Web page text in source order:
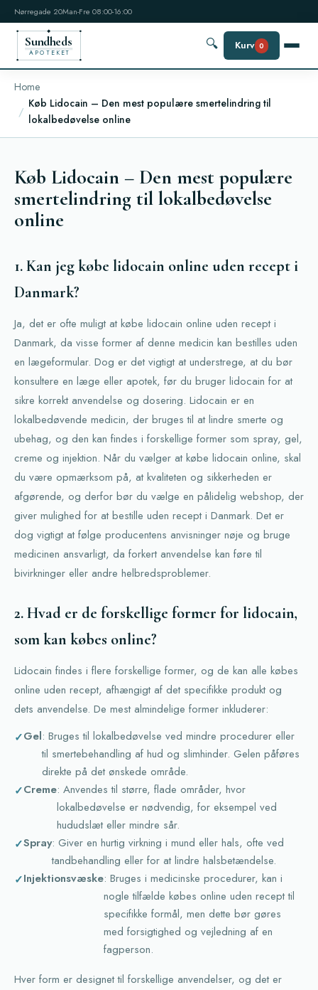
Nørregade 20Man-Fre 08:00-16:00
Sundheds
APOTEKET
🔍 Kurv 0
Home
Køb Lidocain – Den mest populære smertelindring til
lokalbedøvelse online
Køb Lidocain – Den mest populære
smertelindring til lokalbedøvelse
online
1. Kan jeg købe lidocain online uden recept i
Danmark?
Ja, det er ofte muligt at købe lidocain online uden recept i
Danmark, da visse former af denne medicin kan bestilles uden
en lægeformular. Dog er det vigtigt at understrege, at du bør
konsultere en læge eller apotek, før du bruger lidocain for at
sikre korrekt anvendelse og dosering. Lidocain er en
lokalbedøvende medicin, der bruges til at lindre smerte og
ubehag, og den kan findes i forskellige former som spray, gel,
creme og injektion. Når du vælger at købe lidocain online, skal
du være opmærksom på, at kvaliteten og sikkerheden er
afgørende, og derfor bør du vælge en pålidelig webshop, der
giver mulighed for at bestille uden recept i Danmark. Det er
dog vigtigt at følge producentens anvisninger nøje og bruge
medicinen ansvarligt, da forkert anvendelse kan føre til
bivirkninger eller andre helbredsproblemer.
2. Hvad er de forskellige former for lidocain,
som kan købes online?
Lidocain findes i flere forskellige former, og de kan alle købes
online uden recept, afhængigt af det specifikke produkt og
dets anvendelse. De mest almindelige former inkluderer:
Gel: Bruges til lokalbedøvelse ved mindre procedurer eller
til smertebehandling af hud og slimhinder. Gelen påføres
direkte på det ønskede område.
Creme: Anvendes til større, flade områder, hvor
lokalbedøvelse er nødvendig, for eksempel ved
hududslæt eller mindre sår.
Spray: Giver en hurtig virkning i mund eller hals, ofte ved
tandbehandling eller for at lindre halsbetændelse.
Injektionsvæske: Bruges i medicinske procedurer, kan i
nogle tilfælde købes online uden recept til
specifikke formål, men dette bør gøres
med forsigtighed og vejledning af en
fagperson.
Hver form er designet til forskellige anvendelser, og det er